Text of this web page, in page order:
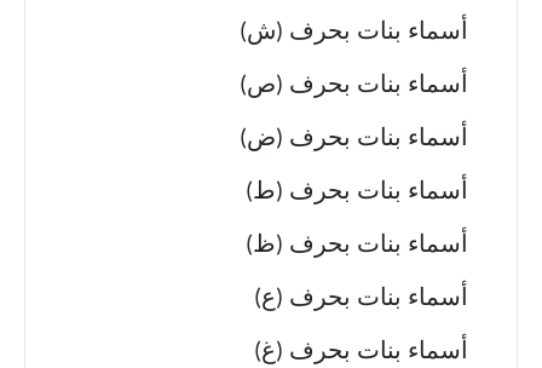
أسماء بنات بحرف (ش)
أسماء بنات بحرف (ص)
أسماء بنات بحرف (ض)
أسماء بنات بحرف (ط)
أسماء بنات بحرف (ظ)
أسماء بنات بحرف (ع)
أسماء بنات بحرف (غ)